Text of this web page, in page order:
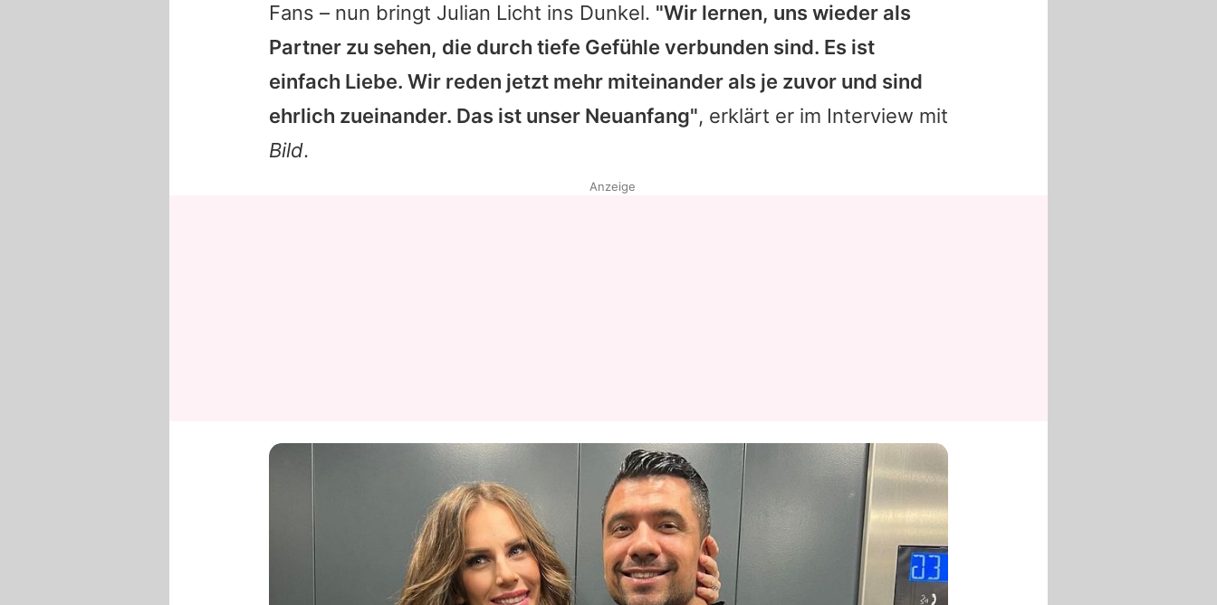
Fans – nun bringt Julian Licht ins Dunkel. "Wir lernen, uns wieder als
Partner zu sehen, die durch tiefe Gefühle verbunden sind. Es ist
einfach Liebe. Wir reden jetzt mehr miteinander als je zuvor und sind
ehrlich zueinander. Das ist unser Neuanfang", erklärt er im Interview mit
Bild.
Anzeige